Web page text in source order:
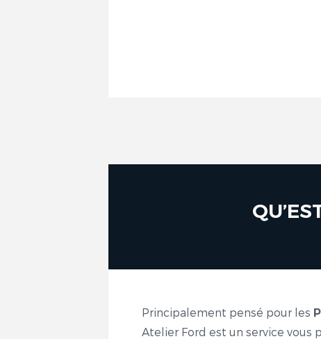
Principalement pensé pour les
Atelier Ford est un service